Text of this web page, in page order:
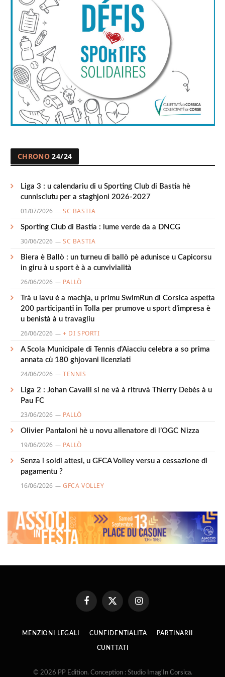
CHRONO 24/24
Liga 3 : u calendariu di u Sporting Club di Bastia hè
cunnisciutu per a staghjoni 2026-2027
01/07/2026 SC BASTIA
Sporting Club di Bastia : lume verde da a DNCG
30/06/2026 SC BASTIA
Biera è Ballò : un turneu di ballò pè adunisce u Capicorsu
in giru à u sport è à a cunvivialità
26/06/2026 PALLÒ
Trà u lavu è a machja, u primu SwimRun di Corsica aspetta
200 participanti in Tolla per prumove u sport d’impresa è
u benistà à u travagliu
26/06/2026 + DI SPORTI
A Scola Municipale di Tennis d’Aiacciu celebra a so prima
annata cù 180 ghjovani licenziati
24/06/2026 TENNIS
Liga 2 : Johan Cavalli si ne và à ritruvà Thierry Debès à u
Pau FC
23/06/2026 PALLÒ
Olivier Pantaloni hè u novu allenatore di l’OGC Nizza
19/06/2026 PALLÒ
Senza i soldi attesi, u GFCA Volley versu a cessazione di
pagamentu ?
16/06/2026 GFCA VOLLEY
FacebookX
Instagram
MENZIONI LEGALI CUNFIDENTIALITA PARTINARII
CUNTTATI
© 2026 PP Edition. Conception : Studio Imag'In Corsica.